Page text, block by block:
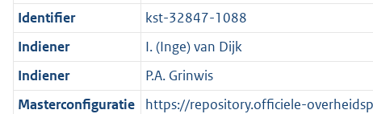
t
a
t
a
a
t
m
a
a
t
2
K
b
:
2
K
b
Identifier
kst-32847-1088
Indiener
I. (Inge) van Dijk
Indiener
P.A. Grinwis
Masterconfiguratie
https://repository.officiele-